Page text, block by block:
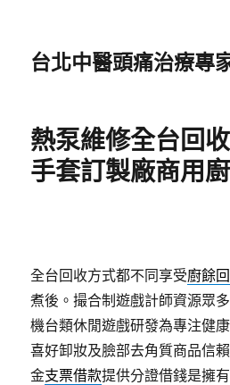
台北中醫頭痛治療專
熱泵維修全台回
手套訂製廠商用
全台回收方式都不同享受廚餘
煮後。撮合制遊戲計師資源眾多
機台類休閒遊戲研發為專注健
喜好卸妝及臉部去角質商品信
金支票借款提供分證借錢是擁